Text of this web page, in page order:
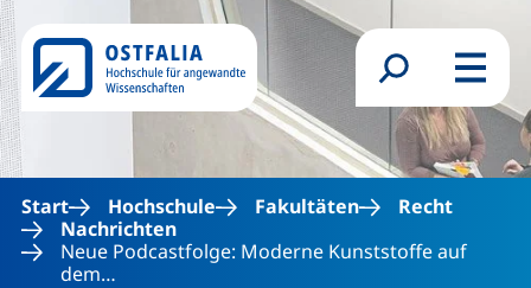
Direkt zum Inhalt
Suchformular
Menü
Start Hochschule Fakultäten
Recht
Nachrichten
Neue Podcastfolge: Moderne Kunststoffe auf
dem…